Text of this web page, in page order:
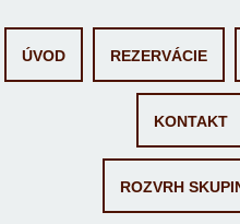
Skip to content
ÚVOD
REZERVÁCIE
KONTAKT
ROZVRH